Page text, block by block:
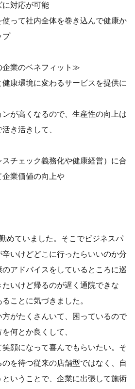
に対応が可能
って社内全体を巻き込んで健康か
プ
業のベネフィット≫
康環境に変わるサービスを提供に
が高くなるので、生産性の向上は
き活きして、
チェック義務化や健康経営）に合
業価値の向上や
めていました。そこでビジネスパ
いけどどこに行ったらいいのか分
アドバイスをしているところに巡
いけど帰るのが遅く通院できな
ことに気づきました。
方がたくさんいて、困っているので
何とか良くして、
顔になって喜んでもらいたい。そ
を待つ従来の店舗型ではなく、自
いうことで、企業に出張して施術